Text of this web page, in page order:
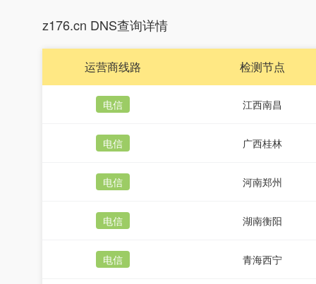
z176.cn DNS查询详情
运营商线路 检测节点
电信 江西南昌
电信 广西桂林
电信 河南郑州
电信 湖南衡阳
电信 青海西宁